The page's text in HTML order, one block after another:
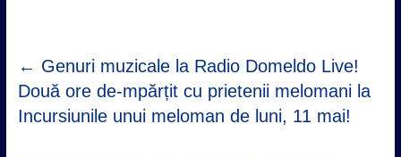
← Genuri muzicale la Radio Domeldo Live!
Două ore de-mpărțit cu prietenii melomani la
Incursiunile unui meloman de luni, 11 mai!